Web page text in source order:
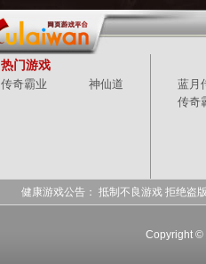
热门游戏
传奇霸业 神仙道 蓝月
传奇
健康游戏公告： 抵制不良游戏 拒绝盗
Copyright ©